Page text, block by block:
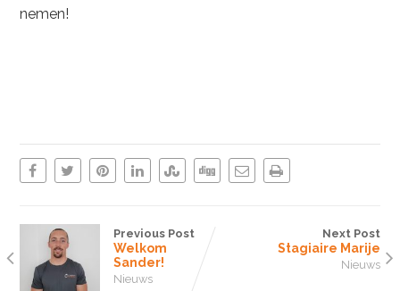
nemen!
Previous Post
Welkom
Sander!
Nieuws
Next Post
Stagiaire Marije
Nieuws